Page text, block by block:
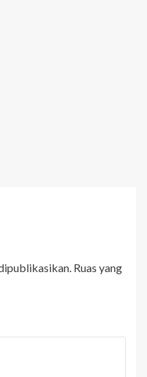
Ruas yang